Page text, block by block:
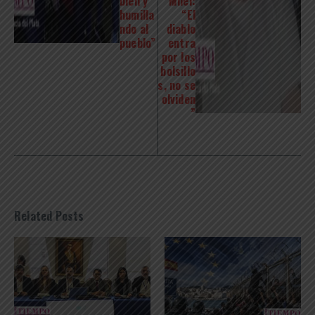
humilla
ndo al
pueblo”
“El
diablo
entra
por los
bolsillo
s, no se
olviden
”
Related Posts